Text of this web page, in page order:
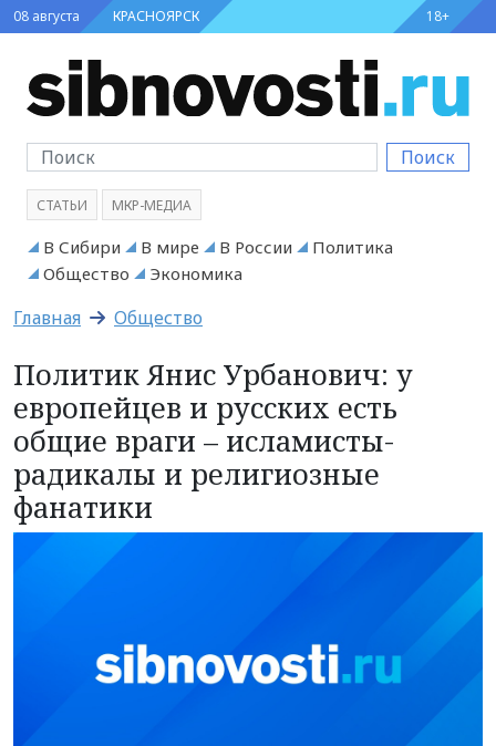
08 августа КРАСНОЯРСК 18+
Поиск
СТАТЬИ МКР-МЕДИА
В Сибири В мире В России
Политика
Общество
Экономика
Главная Общество
Политик Янис Урбанович: у
европейцев и русских есть
общие враги – исламисты-
радикалы и религиозные
фанатики